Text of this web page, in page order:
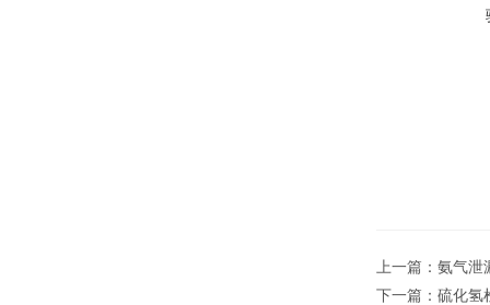
上一篇： 氨气泄
下一篇： 硫化氢